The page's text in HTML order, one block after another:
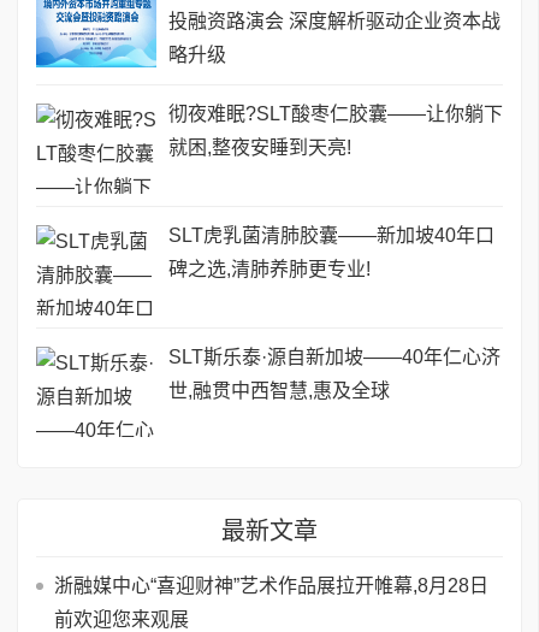
投融资路演会 深度解析驱动企业资本战
略升级
彻夜难眠?SLT酸枣仁胶囊——让你躺下
就困,整夜安睡到天亮!
SLT虎乳菌清肺胶囊——新加坡40年口
碑之选,清肺养肺更专业!
SLT斯乐泰·源自新加坡——40年仁心济
世,融贯中西智慧,惠及全球
最新文章
浙融媒中心“喜迎财神”艺术作品展拉开帷幕,8月28日
前欢迎您来观展